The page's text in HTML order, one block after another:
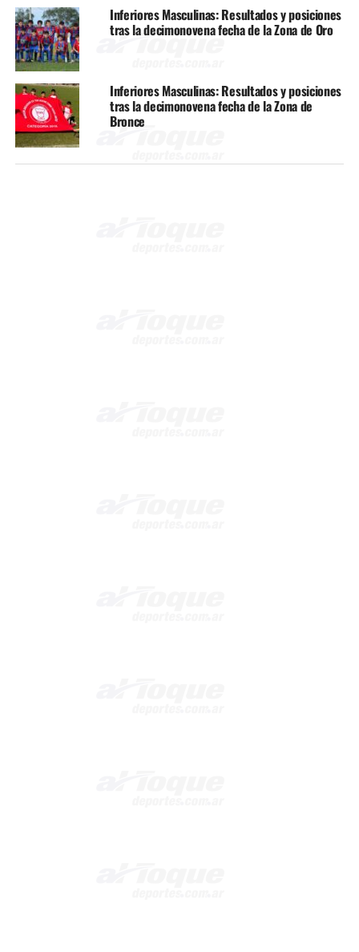
Inferiores Masculinas: Resultados y posiciones
tras la decimonovena fecha de la Zona de Oro
Inferiores Masculinas: Resultados y posiciones
tras la decimonovena fecha de la Zona de
Bronce